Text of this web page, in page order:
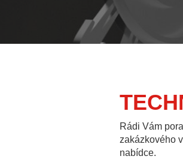
Rádi Vám
zakázkového
nabídce.